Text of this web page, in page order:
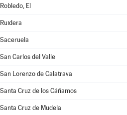
Robledo, El
Ruidera
Saceruela
San Carlos del Valle
San Lorenzo de Calatrava
Santa Cruz de los Cáñamos
Santa Cruz de Mudela